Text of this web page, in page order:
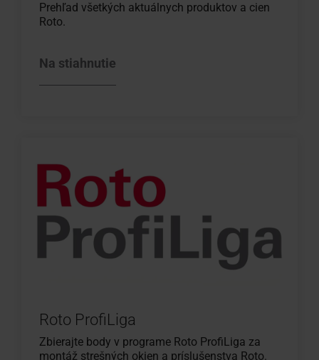
Prehľad všetkých aktuálnych produktov a cien
Roto.
Na stiahnutie
Roto ProfiLiga
Zbierajte body v programe Roto ProfiLiga za
montáž strešných okien a príslušenstva Roto.